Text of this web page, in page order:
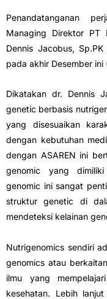
Penandatanganan
Managing Direktor PT
Dennis Jacobus,
pada akhir Desember
Dikatakan dr. Dennis
genetic berbasis
yang disesuaikan
dengan kebutuhan
dengan ASAREN ini
genomic yang
genomic ini sangat
struktur genetic di
mendeteksi kelainan
Nutrigenomics sendiri
genomics atau
ilmu yang
kesehatan. Lebih